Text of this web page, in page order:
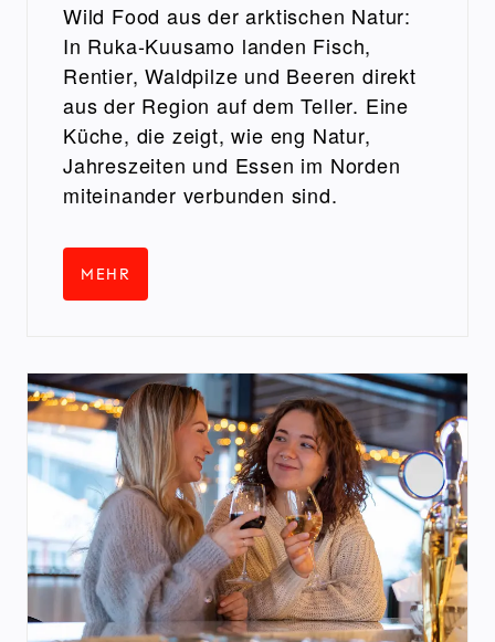
Wild Food aus der arktischen Natur:
In Ruka-Kuusamo landen Fisch,
Rentier, Waldpilze und Beeren direkt
aus der Region auf dem Teller. Eine
Küche, die zeigt, wie eng Natur,
Jahreszeiten und Essen im Norden
miteinander verbunden sind.
MEHR